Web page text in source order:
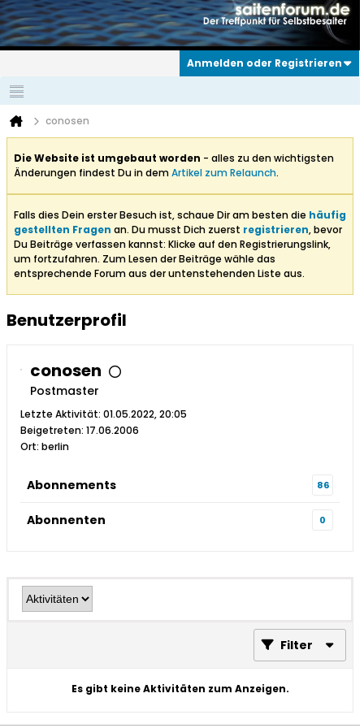
Anmelden oder Registrieren
conosen
Die Website ist umgebaut worden - alles zu den wichtigsten
Änderungen findest Du in demArtikel zum Relaunch.
Falls dies Dein erster Besuch ist, schaue Dir am besten die häufig
gestellten Fragen an. Du musst Dich zuerst registrieren, bevor
Du Beiträge verfassen kannst: Klicke auf den Registrierungslink,
um fortzufahren. Zum Lesen der Beiträge wähle das
entsprechende Forum aus der untenstehenden Liste aus.
Benutzerprofil
conosen
Postmaster
Letzte Aktivität: 01.05.2022, 20:05
Beigetreten: 17.06.2006
Ort: berlin
Abonnements 86
Abonnenten 0
Filter
Es gibt keine Aktivitäten zum Anzeigen.